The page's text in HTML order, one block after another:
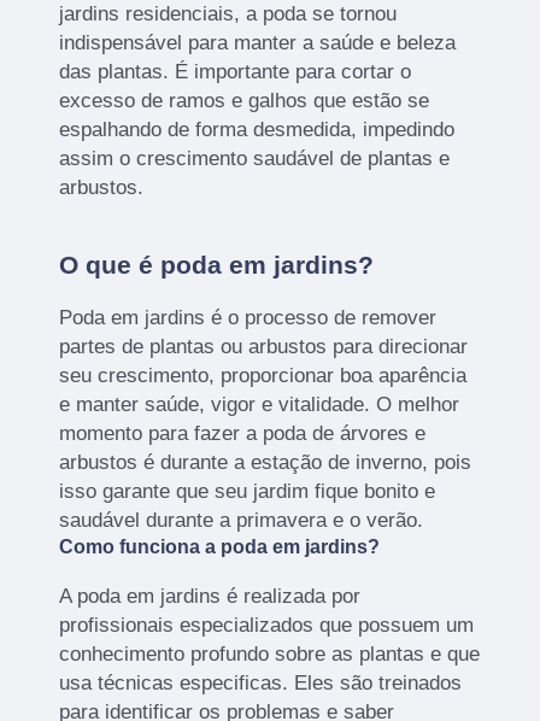
jardins residenciais, a poda se tornou
indispensável para manter a saúde e beleza
das plantas. É importante para cortar o
excesso de ramos e galhos que estão se
espalhando de forma desmedida, impedindo
assim o crescimento saudável de plantas e
arbustos.
O que é poda em jardins?
Poda em jardins é o processo de remover
partes de plantas ou arbustos para direcionar
seu crescimento, proporcionar boa aparência
e manter saúde, vigor e vitalidade. O melhor
momento para fazer a poda de árvores e
arbustos é durante a estação de inverno, pois
isso garante que seu jardim fique bonito e
saudável durante a primavera e o verão.
Como funciona a poda em jardins?
A poda em jardins é realizada por
profissionais especializados que possuem um
conhecimento profundo sobre as plantas e que
usa técnicas especificas. Eles são treinados
para identificar os problemas e saber